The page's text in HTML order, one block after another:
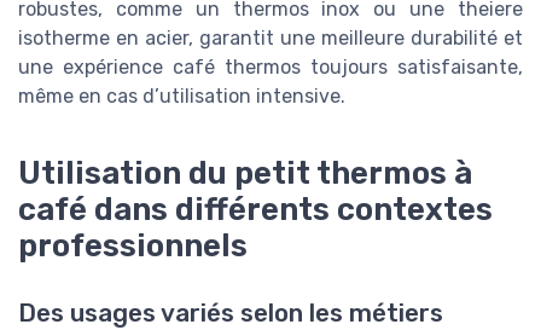
robustes, comme un thermos inox ou une theiere
isotherme en acier, garantit une meilleure durabilité et
une expérience café thermos toujours satisfaisante,
même en cas d’utilisation intensive.
Utilisation du petit thermos à
café dans différents contextes
professionnels
Des usages variés selon les métiers